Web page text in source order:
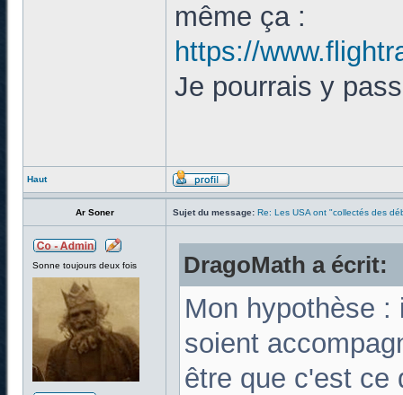
même ça :
https://
Je pourrais y
Haut
Ar Soner Sujet du message: Re: Les USA ont "collectés des
Sonne toujours deux fois DragoMath a écrit:
Mon hypothèse :
soient
être que c'est ce